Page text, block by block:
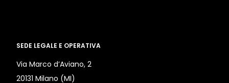
SEDE LEGALE E OPERATIVA
Via Marco d’Aviano, 2
20131 Milano (MI)